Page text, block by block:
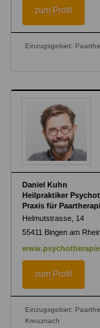
zum Profil
Einzugsgebiet:
Daniel Kuhn
Heilpraktiker
Praxis für
Helmutstrasse, 14
55411 Bingen am
zum Profil
Einzugsgebiet:
Kreuznach